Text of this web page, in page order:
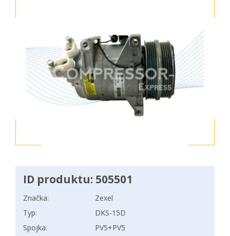
ID produktu: 505501
Značka:
Zexel
Typ:
DKS-15D
Spojka:
PV5+PV5